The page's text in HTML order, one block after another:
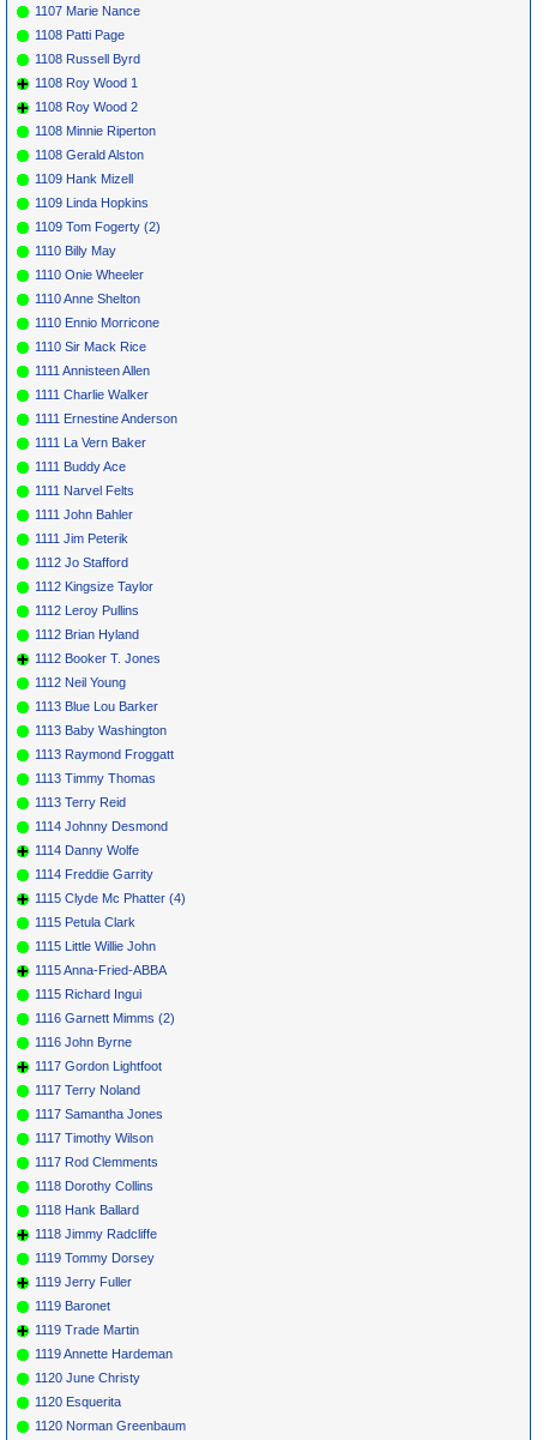
1107 Marie Nance
1108 Patti Page
1108 Russell Byrd
1108 Roy Wood 1
1108 Roy Wood 2
1108 Minnie Riperton
1108 Gerald Alston
1109 Hank Mizell
1109 Linda Hopkins
1109 Tom Fogerty (2)
1110 Billy May
1110 Onie Wheeler
1110 Anne Shelton
1110 Ennio Morricone
1110 Sir Mack Rice
1111 Annisteen Allen
1111 Charlie Walker
1111 Ernestine Anderson
1111 La Vern Baker
1111 Buddy Ace
1111 Narvel Felts
1111 John Bahler
1111 Jim Peterik
1112 Jo Stafford
1112 Kingsize Taylor
1112 Leroy Pullins
1112 Brian Hyland
1112 Booker T. Jones
1112 Neil Young
1113 Blue Lou Barker
1113 Baby Washington
1113 Raymond Froggatt
1113 Timmy Thomas
1113 Terry Reid
1114 Johnny Desmond
1114 Danny Wolfe
1114 Freddie Garrity
1115 Clyde Mc Phatter (4)
1115 Petula Clark
1115 Little Willie John
1115 Anna-Fried-ABBA
1115 Richard Ingui
1116 Garnett Mimms (2)
1116 John Byrne
1117 Gordon Lightfoot
1117 Terry Noland
1117 Samantha Jones
1117 Timothy Wilson
1117 Rod Clemments
1118 Dorothy Collins
1118 Hank Ballard
1118 Jimmy Radcliffe
1119 Tommy Dorsey
1119 Jerry Fuller
1119 Baronet
1119 Trade Martin
1119 Annette Hardeman
1120 June Christy
1120 Esquerita
1120 Norman Greenbaum